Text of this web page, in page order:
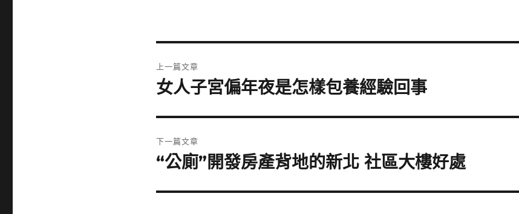
章
上一篇文章
上
篇
文
女人子宮偏年夜是怎樣包養經驗回事
下一篇文章
下
篇
“公廁”開發房產背地的新北 社區大樓好處